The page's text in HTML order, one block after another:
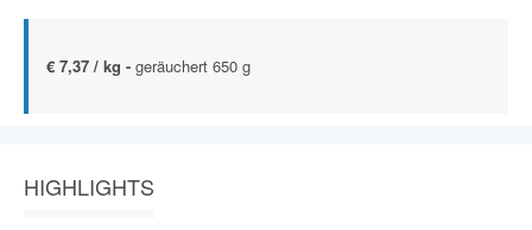
€ 7,37 / kg - geräuchert 650 g
HIGHLIGHTS